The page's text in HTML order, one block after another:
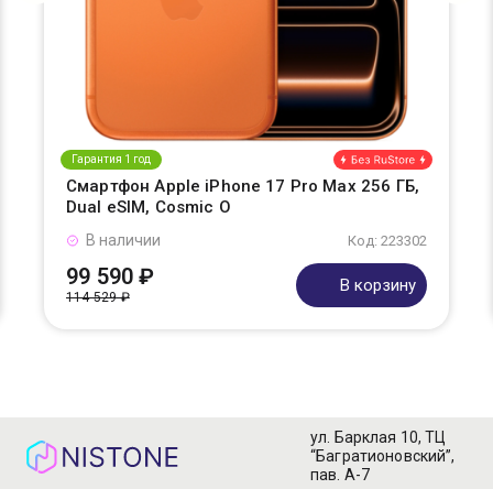
Гарантия 1 год
Смартфон Apple iPhone 17 Pro Max 256 ГБ,
Dual eSIM, Cosmic O
Код: 223302
В наличии
99 590 ₽
114 529 ₽
В корзину
ул. Барклая 10, ТЦ
“Багратионовский”,
пав. А-7